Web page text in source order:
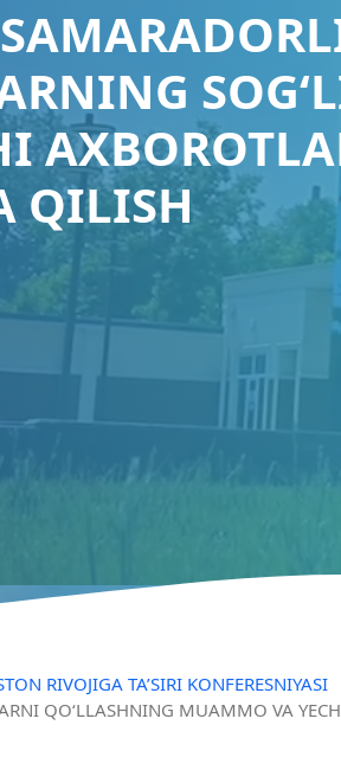
QILISH
RIVOJIGA TA’SIRI KONFERESNIYASI
QO‘LLASHNING MUAMMO VA